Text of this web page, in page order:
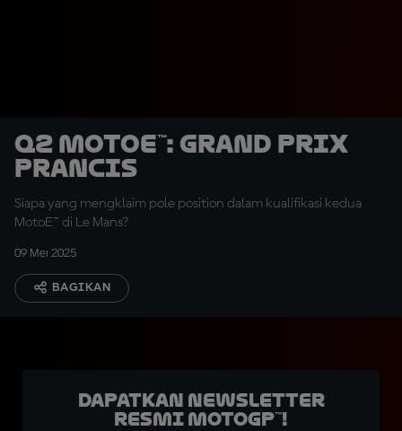
Q2 MotoE™: Grand Prix
Prancis
Siapa yang mengklaim pole position dalam kualifikasi kedua
MotoE™ di Le Mans?
09 Mei 2025
BAGIKAN
Dapatkan Newsletter
Resmi MotoGP™!